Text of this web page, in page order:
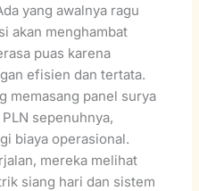
yang awalnya ragu
akan menghambat
puas karena
efisien dan tertata.
memasang panel surya
sepenuhnya,
biaya operasional.
mereka melihat
siang hari dan sistem